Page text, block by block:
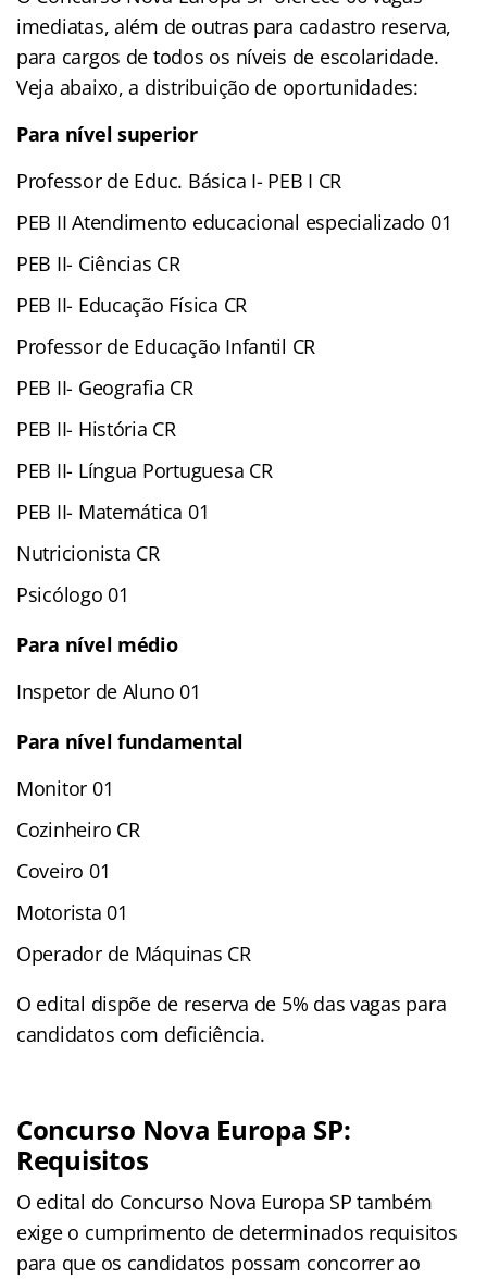
imediatas, além de outras para cadastro reserva,
para cargos de todos os níveis de escolaridade.
Veja abaixo, a distribuição de oportunidades:
Para nível superior
Professor de Educ. Básica I- PEB I CR
PEB II Atendimento educacional especializado 01
PEB II- Ciências CR
PEB II- Educação Física CR
Professor de Educação Infantil CR
PEB II- Geografia CR
PEB II- História CR
PEB II- Língua Portuguesa CR
PEB II- Matemática 01
Nutricionista CR
Psicólogo 01
Para nível médio
Inspetor de Aluno 01
Para nível fundamental
Monitor 01
Cozinheiro CR
Coveiro 01
Motorista 01
Operador de Máquinas CR
O edital dispõe de reserva de 5% das vagas para
candidatos com deficiência.
Concurso Nova Europa SP:
Requisitos
O edital do Concurso Nova Europa SP também
exige o cumprimento de determinados requisitos
para que os candidatos possam concorrer ao